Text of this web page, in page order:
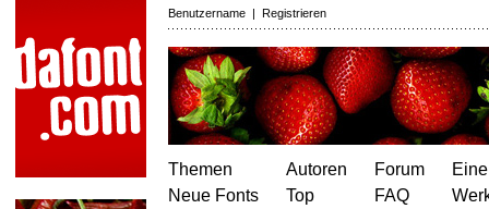
Benutzername | Registrieren
Themen
Neue Fonts
Autoren
Top
Forum
FAQ